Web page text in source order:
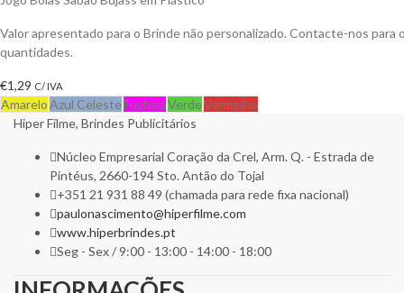
Valor apresentado para o Brinde não personalizado. Contacte-nos
quantidades.
€1,29 C/ IVA
AmareloAzul CelesteFuchsiaVerdeVermelho
Hiper Filme, Brindes Publicitários
Núcleo Empresarial Coração da Crel, Arm. Q. - Estrada de
Pintéus, 2660-194 Sto. Antão do Tojal
+351 21 931 88 49 (chamada para rede fixa nacional)
paulonascimento@hiperfilme.com
www.hiperbrindes.pt
Seg - Sex / 9:00 - 13:00 - 14:00 - 18:00